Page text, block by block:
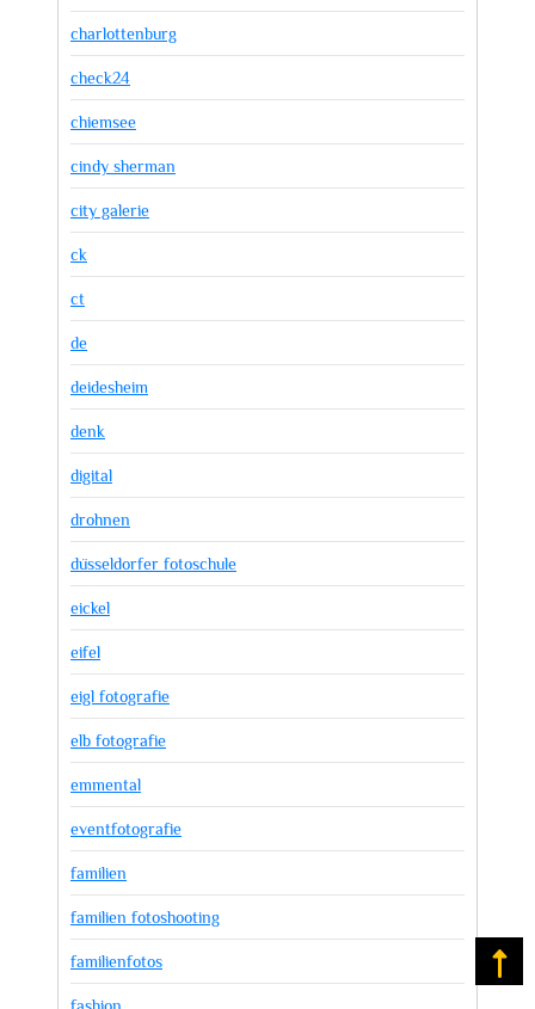
charlottenburg
check24
chiemsee
cindy sherman
city galerie
ck
ct
de
deidesheim
denk
digital
drohnen
düsseldorfer fotoschule
eickel
eifel
eigl fotografie
elb fotografie
emmental
eventfotografie
familien
familien fotoshooting
familienfotos